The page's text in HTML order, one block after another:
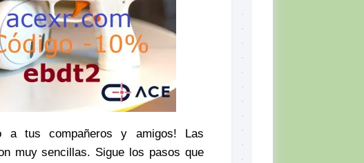
a tus compañeros y amigos! Las
muy sencillas. Sigue los pasos que